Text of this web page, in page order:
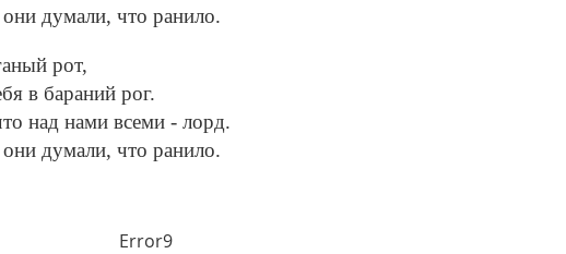
они думали, что ранило.
рот,
в бараний рог.
над нами всеми - лорд.
они думали, что ранило.
Error9